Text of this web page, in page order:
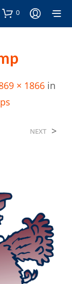
0
× 1866 in
NEXT >